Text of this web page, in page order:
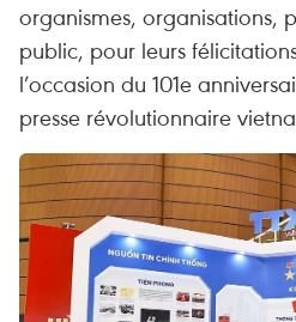
organismes, organisations,
public, pour leurs
l’occasion du 101e
presse révolutionnaire